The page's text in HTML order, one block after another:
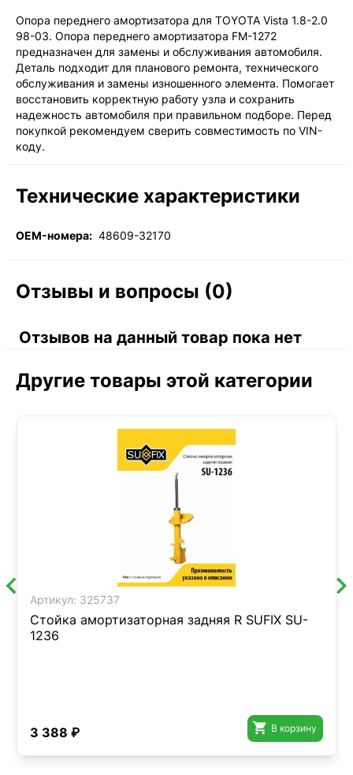
СДЭК — Курьер
1-3 дня, от 385 ₽
Опора переднего амортизатора для TOYOTA Vista 1.8-2.0
98-03. Опора переднего амортизатора FM-1272
предназначен для замены и обслуживания автомобиля.
Деталь подходит для планового ремонта, технического
обслуживания и замены изношенного элемента. Помогает
восстановить корректную работу узла и сохранить
надежность автомобиля при правильном подборе. Перед
покупкой рекомендуем сверить совместимость по VIN-
коду.
Технические характеристики
OEM-номера: 48609-32170
Отзывы и вопросы (0)
Отзывов на данный товар пока нет
Другие товары этой категории
Артикул: 325737
Стойка амортизаторная задняя R SUFIX SU-
1236
3 388 ₽  В корзину